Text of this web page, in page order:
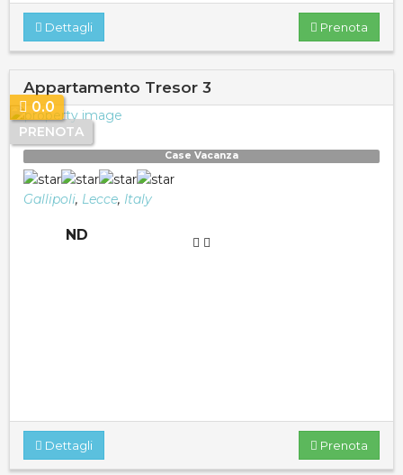
Prenota
Dettagli
Appartamento Tresor 3
PRENOTA
0.0
Case Vacanza
Gallipoli, Lecce, Italy
ND
Prenota
Dettagli